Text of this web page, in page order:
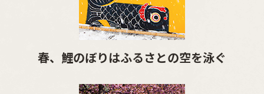
春、鯉のぼりはふるさとの空を泳ぐ